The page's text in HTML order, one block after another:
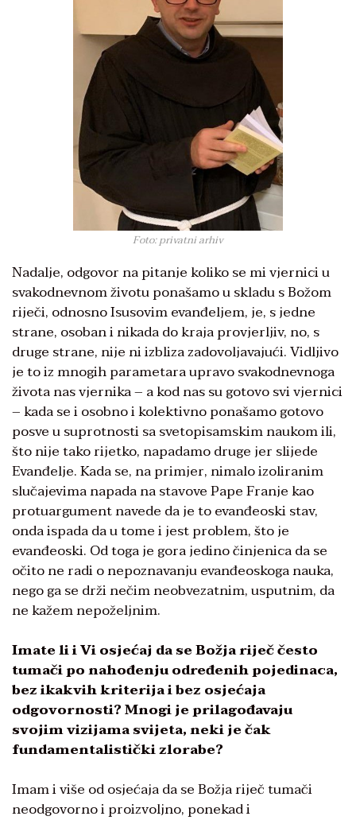
Foto: privatni arhiv
Nadalje, odgovor na pitanje koliko se mi vjernici u
svakodnevnom životu ponašamo u skladu s Božom
riječi, odnosno Isusovim evanđeljem, je, s jedne
strane, osoban i nikada do kraja provjerljiv, no, s
druge strane, nije ni izbliza zadovoljavajući. Vidljivo
je to iz mnogih parametara upravo svakodnevnoga
života nas vjernika – a kod nas su gotovo svi vjernici
– kada se i osobno i kolektivno ponašamo gotovo
posve u suprotnosti sa svetopisamskim naukom ili,
što nije tako rijetko, napadamo druge jer slijede
Evanđelje. Kada se, na primjer, nimalo izoliranim
slučajevima napada na stavove Pape Franje kao
protuargument navede da je to evanđeoski stav,
onda ispada da u tome i jest problem, što je
evanđeoski. Od toga je gora jedino činjenica da se
očito ne radi o nepoznavanju evanđeoskoga nauka,
nego ga se drži nečim neobvezatnim, usputnim, da
ne kažem nepoželjnim.
Imate li i Vi osjećaj da se Božja riječ često
tumači po nahođenju određenih pojedinaca,
bez ikakvih kriterija i bez osjećaja
odgovornosti? Mnogi je prilagođavaju
svojim vizijama svijeta, neki je čak
fundamentalistički zlorabe?
Imam i više od osjećaja da se Božja riječ tumači
neodgovorno i proizvoljno, ponekad i